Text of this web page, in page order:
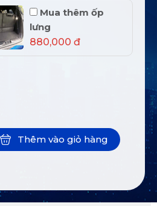
Mua thêm ốp
lưng
880,000 đ
Thêm vào giỏ hàng